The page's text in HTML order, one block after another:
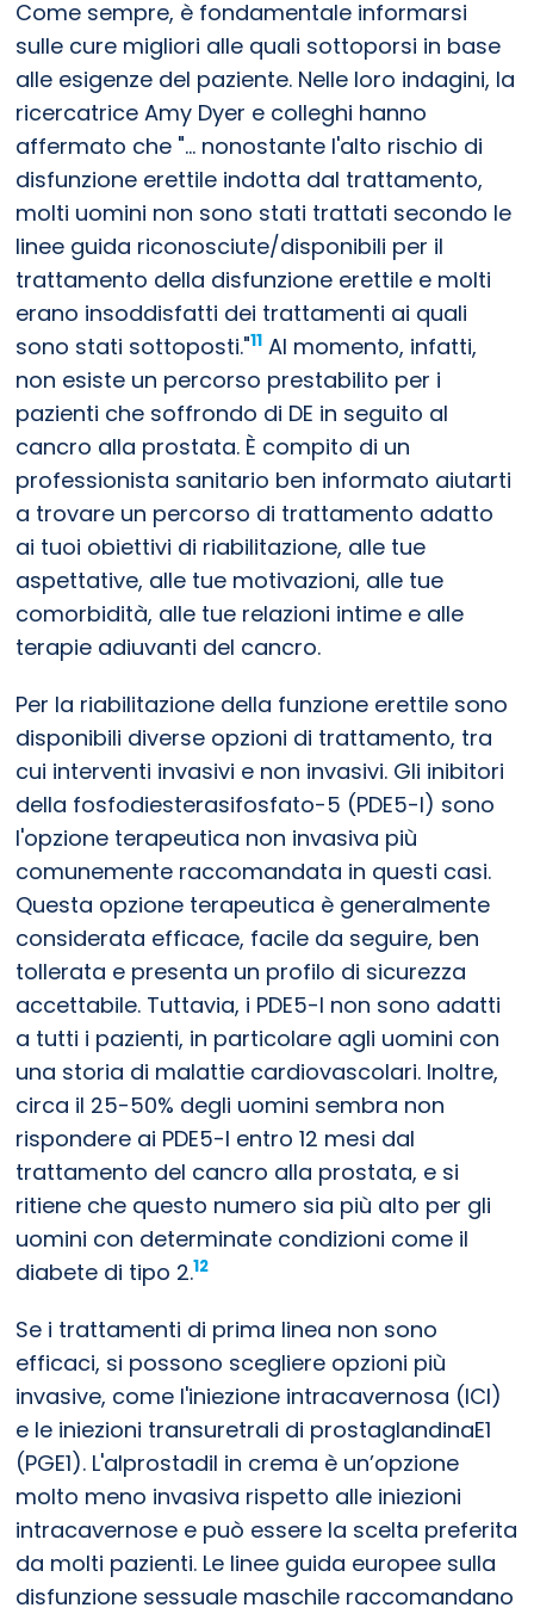
Come sempre, è fondamentale informarsi
sulle cure migliori alle quali sottoporsi in base
alle esigenze del paziente. Nelle loro indagini, la
ricercatrice Amy Dyer e colleghi hanno
affermato che "... nonostante l'alto rischio di
disfunzione erettile indotta dal trattamento,
molti uomini non sono stati trattati secondo le
linee guida riconosciute/disponibili per il
trattamento della disfunzione erettile e molti
erano insoddisfatti dei trattamenti ai quali
sono stati sottoposti."11 Al momento, infatti,
non esiste un percorso prestabilito per i
pazienti che soffrondo di DE in seguito al
cancro alla prostata. È compito di un
professionista sanitario ben informato aiutarti
a trovare un percorso di trattamento adatto
ai tuoi obiettivi di riabilitazione, alle tue
aspettative, alle tue motivazioni, alle tue
comorbidità, alle tue relazioni intime e alle
terapie adiuvanti del cancro.
Per la riabilitazione della funzione erettile sono
disponibili diverse opzioni di trattamento, tra
cui interventi invasivi e non invasivi. Gli inibitori
della fosfodiesterasifosfato-5 (PDE5-I) sono
l'opzione terapeutica non invasiva più
comunemente raccomandata in questi casi.
Questa opzione terapeutica è generalmente
considerata efficace, facile da seguire, ben
tollerata e presenta un profilo di sicurezza
accettabile. Tuttavia, i PDE5-I non sono adatti
a tutti i pazienti, in particolare agli uomini con
una storia di malattie cardiovascolari. Inoltre,
circa il 25-50% degli uomini sembra non
rispondere ai PDE5-I entro 12 mesi dal
trattamento del cancro alla prostata, e si
ritiene che questo numero sia più alto per gli
uomini con determinate condizioni come il
diabete di tipo 2.12
Se i trattamenti di prima linea non sono
efficaci, si possono scegliere opzioni più
invasive, come l'iniezione intracavernosa (ICI)
e le iniezioni transuretrali di prostaglandinaE1
(PGE1). L'alprostadil in crema è un’opzione
molto meno invasiva rispetto alle iniezioni
intracavernose e può essere la scelta preferita
da molti pazienti. Le linee guida europee sulla
disfunzione sessuale maschile raccomandano